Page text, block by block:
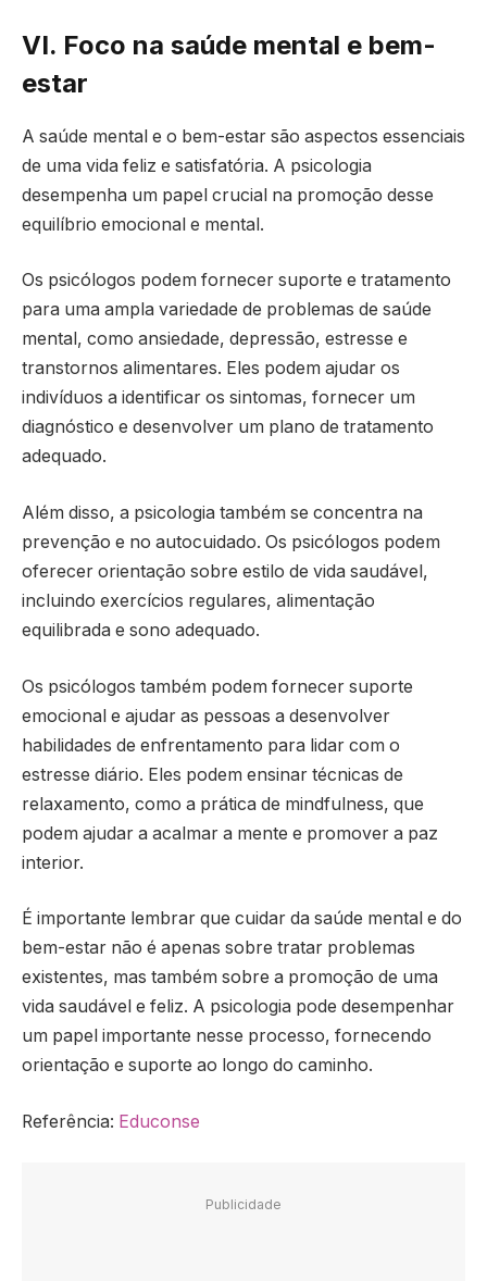
VI. Foco na saúde mental e bem-
estar
A saúde mental e o bem-estar são aspectos essenciais
de uma vida feliz e satisfatória. A psicologia
desempenha um papel crucial na promoção desse
equilíbrio emocional e mental.
Os psicólogos podem fornecer suporte e tratamento
para uma ampla variedade de problemas de saúde
mental, como ansiedade, depressão, estresse e
transtornos alimentares. Eles podem ajudar os
indivíduos a identificar os sintomas, fornecer um
diagnóstico e desenvolver um plano de tratamento
adequado.
Além disso, a psicologia também se concentra na
prevenção e no autocuidado. Os psicólogos podem
oferecer orientação sobre estilo de vida saudável,
incluindo exercícios regulares, alimentação
equilibrada e sono adequado.
Os psicólogos também podem fornecer suporte
emocional e ajudar as pessoas a desenvolver
habilidades de enfrentamento para lidar com o
estresse diário. Eles podem ensinar técnicas de
relaxamento, como a prática de mindfulness, que
podem ajudar a acalmar a mente e promover a paz
interior.
É importante lembrar que cuidar da saúde mental e do
bem-estar não é apenas sobre tratar problemas
existentes, mas também sobre a promoção de uma
vida saudável e feliz. A psicologia pode desempenhar
um papel importante nesse processo, fornecendo
orientação e suporte ao longo do caminho.
Referência: Educonse
Publicidade